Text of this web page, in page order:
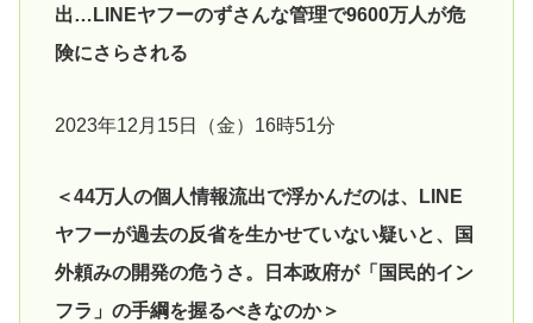
出…LINEヤフーのずさんな管理で9600万人が危
険にさらされる
2023年12月15日（金）16時51分
＜44万人の個人情報流出で浮かんだのは、LINE
ヤフーが過去の反省を生かせていない疑いと、国
外頼みの開発の危うさ。日本政府が「国民的イン
フラ」の手綱を握るべきなのか＞